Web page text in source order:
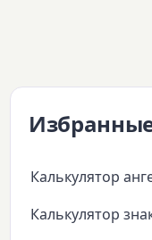
Калькулятор
Калькулятор